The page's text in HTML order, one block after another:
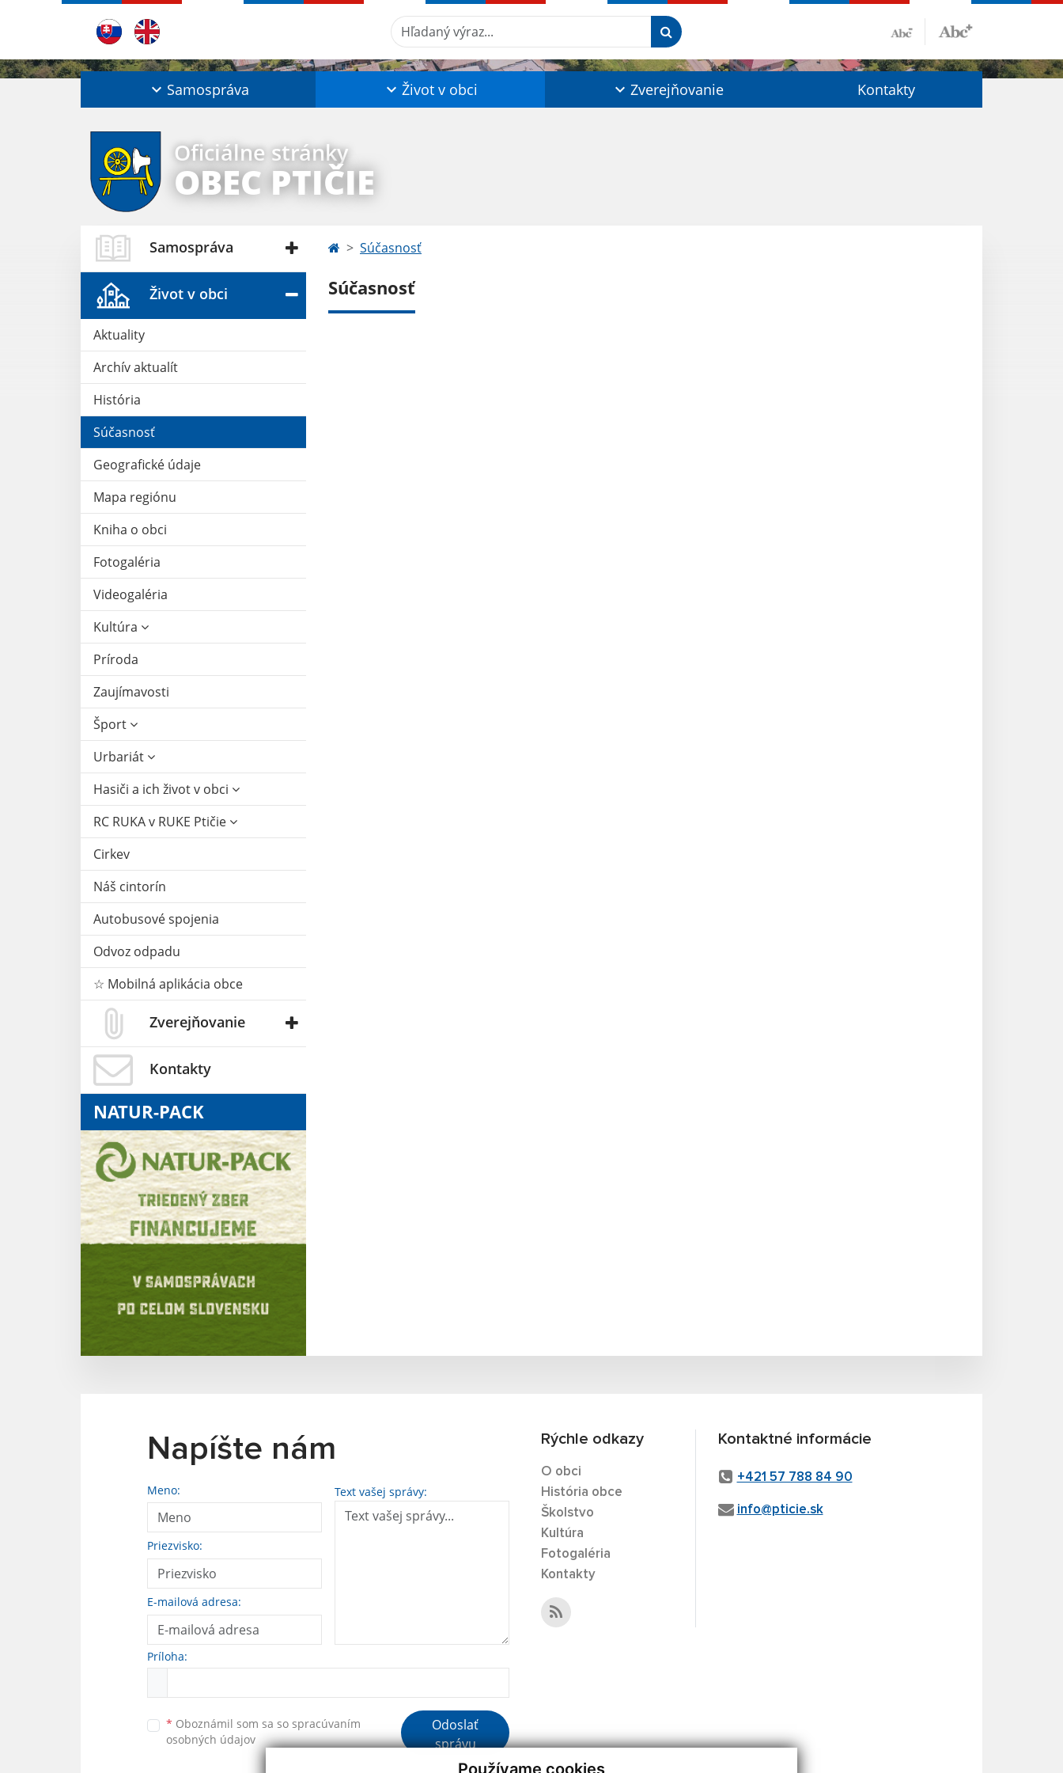
Používame cookies
Hľadaný výraz...
Samospráva Život v obci Zverejňovanie Kontakty
Oficiálne stránky
OBEC PTIČIE
Samospráva
Život v obci
Aktuality
Archív aktualít
História
Súčasnosť
Geografické údaje
Mapa regiónu
Kniha o obci
Fotogaléria
Videogaléria
Kultúra
Príroda
Zaujímavosti
Šport
Urbariát
Hasiči a ich život v obci
RC RUKA v RUKE Ptičie
Cirkev
Náš cintorín
Autobusové spojenia
Odvoz odpadu
☆ Mobilná aplikácia obce
Zverejňovanie
Kontakty
NATUR-PACK
Súčasnosť
Súčasnosť
Napíšte nám
Meno:
Priezvisko:
E-mailová adresa:
Text vašej správy:
Príloha:
* Oboznámil som sa so spracúvaním
osobných údajov
Odoslať
správu
Rýchle odkazy
O obci
História obce
Školstvo
Kultúra
Fotogaléria
Kontakty
Kontaktné informácie
+421 57 788 84 90
info@pticie.sk